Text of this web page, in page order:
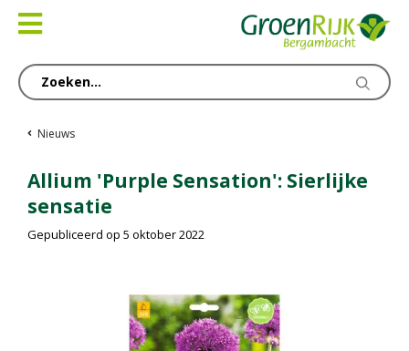
naar
Nieuws
Allium 'Purple Sensation': Sierlijke
sensatie
Gepubliceerd op 5 oktober 2022